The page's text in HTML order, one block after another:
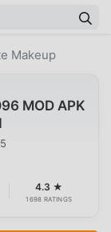
Makeup
MOD APK
4.3 ★
1698 RATINGS